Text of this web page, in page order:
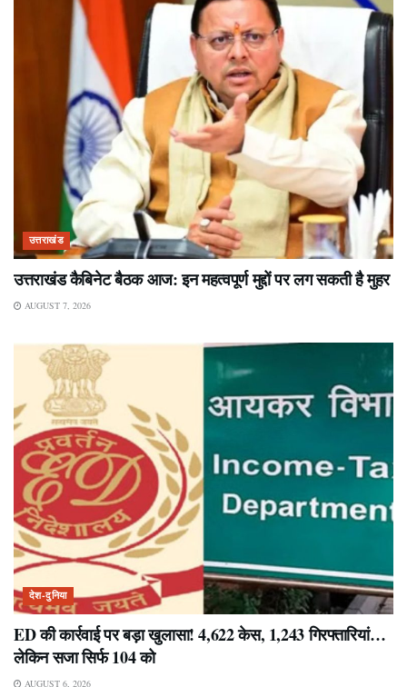
उत्तराखंड
उत्तराखंड कैबिनेट बैठक आज: इन महत्वपूर्ण मुद्दों पर लग सकती है मुहर
AUGUST 7, 2026
देश-दुनिया
ED की कार्रवाई पर बड़ा खुलासा! 4,622 केस, 1,243 गिरफ्तारियां…
लेकिन सजा सिर्फ 104 को
AUGUST 6, 2026